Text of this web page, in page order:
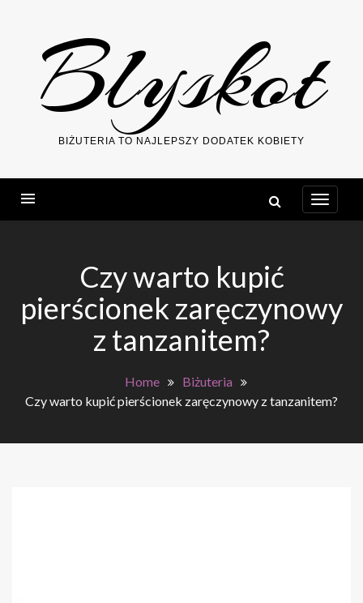
Blyskot
BIŻUTERIA TO NAJLEPSZY DODATEK KOBIETY
Czy warto kupić
pierścionek zaręczynowy
z tanzanitem?
Home
Biżuteria
Czy warto kupić pierścionek zaręczynowy z tanzanitem?